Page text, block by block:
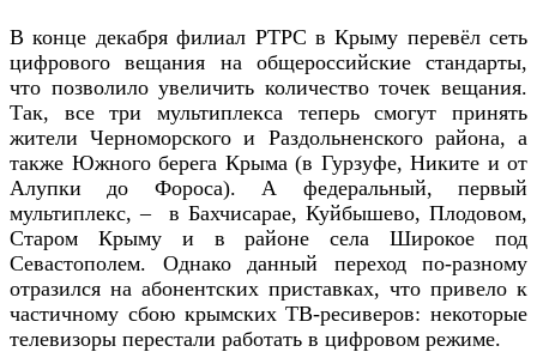
В конце декабря филиал РТРС в Крыму перевёл сеть
цифрового вещания на общероссийские стандарты,
что позволило увеличить количество точек вещания.
Так, все три мультиплекса теперь смогут принять
жители Черноморского и Раздольненского района, а
также Южного берега Крыма (в Гурзуфе, Никите и от
Алупки до Фороса). А федеральный, первый
мультиплекс, – в Бахчисарае, Куйбышево, Плодовом,
Старом Крыму и в районе села Широкое под
Севастополем. Однако данный переход по-разному
отразился на абонентских приставках, что привело к
частичному сбою крымских ТВ-ресиверов: некоторые
телевизоры перестали работать в цифровом режиме.